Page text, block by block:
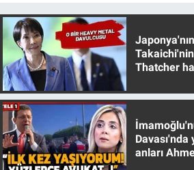
Thatcher
anları